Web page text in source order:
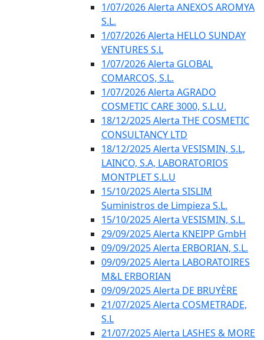
1/07/2026 Alerta ANEXOS AROMYA
S.L.
1/07/2026 Alerta HELLO SUNDAY
VENTURES S.L
1/07/2026 Alerta GLOBAL
COMARCOS, S.L.
1/07/2026 Alerta AGRADO
COSMETIC CARE 3000, S.L.U.
18/12/2025 Alerta THE COSMETIC
CONSULTANCY LTD
18/12/2025 Alerta VESISMIN, S.L,
LAINCO, S.A, LABORATORIOS
MONTPLET S.L.U
15/10/2025 Alerta SISLIM
Suministros de Limpieza S.L.
15/10/2025 Alerta VESISMIN, S.L.
29/09/2025 Alerta KNEIPP GmbH
09/09/2025 Alerta ERBORIAN, S.L.
09/09/2025 Alerta LABORATOIRES
M&L ERBORIAN
09/09/2025 Alerta DE BRUYÈRE
21/07/2025 Alerta COSMETRADE,
S.L
21/07/2025 Alerta LASHES & MORE